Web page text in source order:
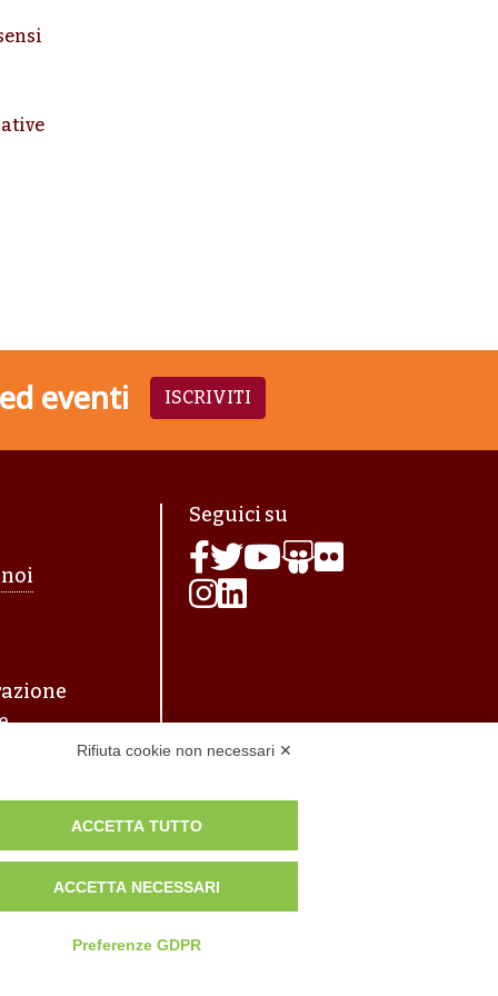
eventi ISCRIVITI
Seguici su
Rifiuta cookie non necessari ✕
ACCETTA TUTTO
ACCETTA NECESSARI
Preferenze GDPR